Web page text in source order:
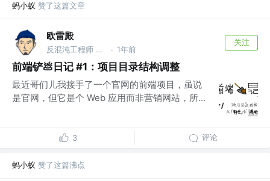
蚂小蚁 赞了这篇文章
欧雷殿
反混沌工程师 @欧雷流 · 1年前
关注
前端铲💩日记 #1：项目目录结构调整
最近哥们儿我接手了一个官网的前端项目，虽说
是官网，但它是个 Web 应用而非营销网站，所...
3 评论
蚂小蚁 赞了这篇沸点